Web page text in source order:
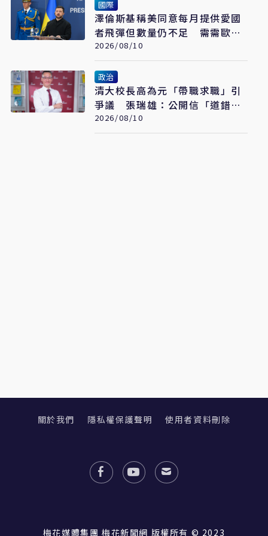
國際
澤倫斯基稱美同意每月提供愛國
者飛彈但數量仍不足 需需歐洲
緊急補缺
2026/08/10
政治
清大校長高為元「帶職求職」引
爭議 張瑞雄：公開信「道錯
歉」
2026/08/10
關於我們 隱私權保護聲明 使用者資料刪除
梅花媒體集團 梅花新聞網 版權所有 © 2023